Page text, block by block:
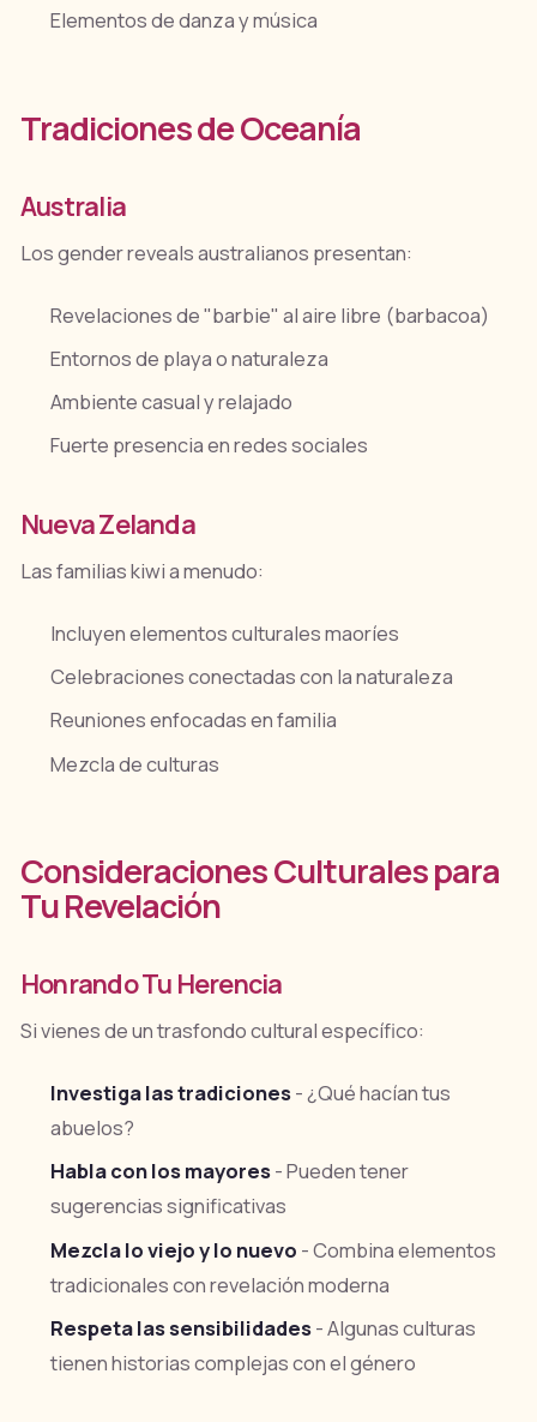
Elementos de danza y música
Tradiciones de Oceanía
Australia
Los gender reveals australianos presentan:
Revelaciones de "barbie" al aire libre (barbacoa)
Entornos de playa o naturaleza
Ambiente casual y relajado
Fuerte presencia en redes sociales
Nueva Zelanda
Las familias kiwi a menudo:
Incluyen elementos culturales maoríes
Celebraciones conectadas con la naturaleza
Reuniones enfocadas en familia
Mezcla de culturas
Consideraciones Culturales para
Tu Revelación
Honrando Tu Herencia
Si vienes de un trasfondo cultural específico:
Investiga las tradiciones- ¿Qué hacían tus
abuelos?
Habla con los mayores- Pueden tener
sugerencias significativas
Mezcla lo viejo y lo nuevo - Combina elementos
tradicionales con revelación moderna
Respeta las sensibilidades- Algunas culturas
tienen historias complejas con el género